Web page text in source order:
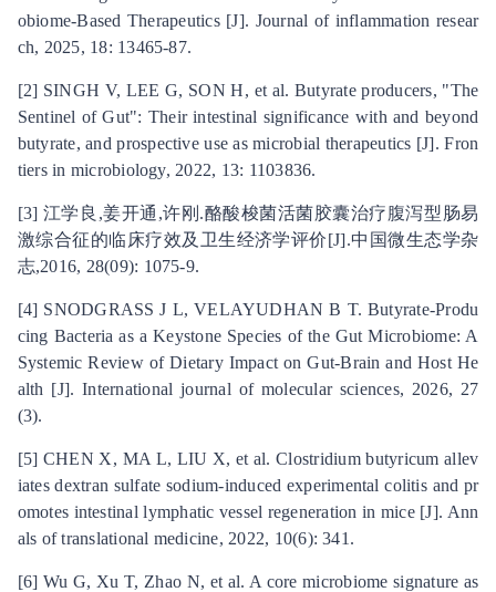
obiome-Based Therapeutics [J]. Journal of inflammation resear
ch, 2025, 18: 13465-87.
[2] SINGH V, LEE G, SON H, et al. Butyrate producers, "The
Sentinel of Gut": Their intestinal significance with and beyond
butyrate, and prospective use as microbial therapeutics [J]. Fron
tiers in microbiology, 2022, 13: 1103836.
[3] 江学良,姜开通,许刚.酪酸梭菌活菌胶囊治疗腹泻型肠易
激综合征的临床疗效及卫生经济学评价[J].中国微生态学杂
志,2016, 28(09): 1075-9.
[4] SNODGRASS J L, VELAYUDHAN B T. Butyrate-Produ
cing Bacteria as a Keystone Species of the Gut Microbiome: A
Systemic Review of Dietary Impact on Gut-Brain and Host He
alth [J]. International journal of molecular sciences, 2026, 27
(3).
[5] CHEN X, MA L, LIU X, et al. Clostridium butyricum allev
iates dextran sulfate sodium-induced experimental colitis and pr
omotes intestinal lymphatic vessel regeneration in mice [J]. Ann
als of translational medicine, 2022, 10(6): 341.
[6] Wu G, Xu T, Zhao N, et al. A core microbiome signature as